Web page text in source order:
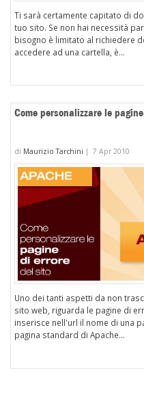
Ti sarà certamente capitato di
tuo sito. Se non hai necessità
bisogno è limitato al richiedere
accedere ad una cartella, è...
Come personalizzare le
di Maurizio Tarchini | 7 Apr 2010
Uno dei tanti aspetti da non
sito web, riguarda le pagine di
inserisce nell'url il nome di una
pagina standard di Apache...